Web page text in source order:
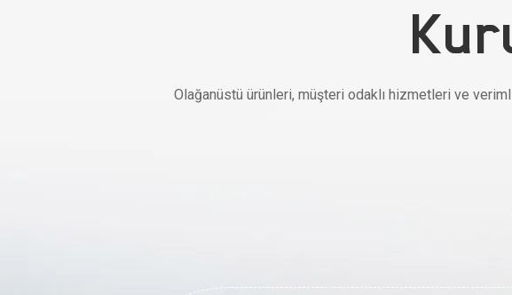
Olağanüstü ürünleri, müşteri odaklı hizmetleri ve